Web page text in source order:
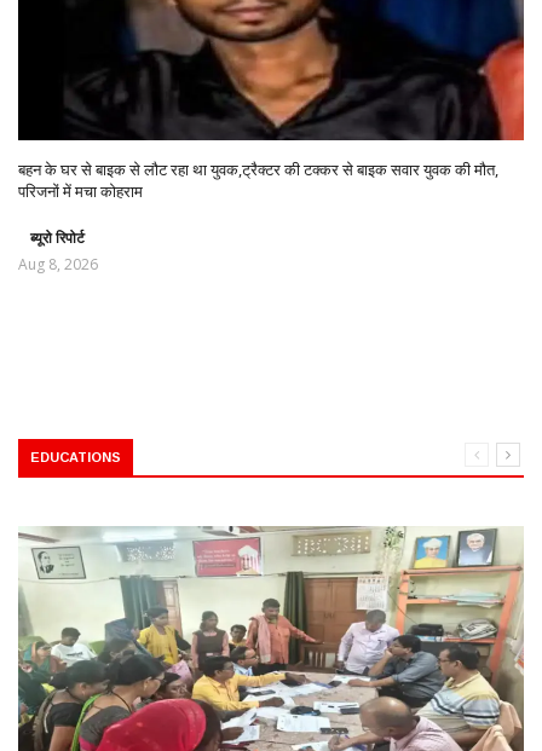
बहन के घर से बाइक से लौट रहा था युवक,ट्रैक्टर की टक्कर से बाइक सवार युवक की मौत,
परिजनों में मचा कोहराम
ब्यूरो रिपोर्ट
Aug 8, 2026
EDUCATIONS